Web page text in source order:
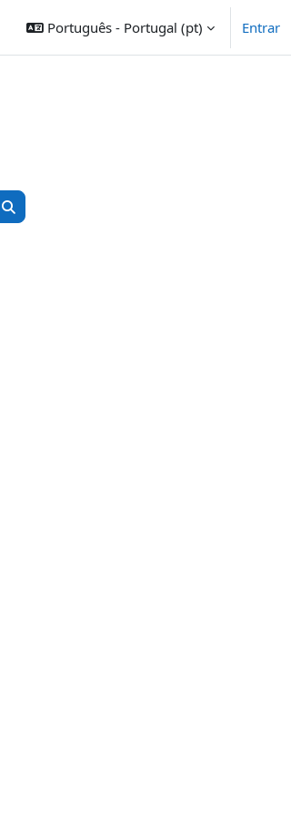
Português - Portugal ‎(pt)‎ Entrar
Pesquisar disciplinas
Pesquisar disciplinas